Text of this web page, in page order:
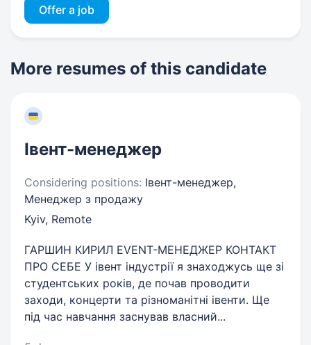
Offer a job
More resumes of this candidate
Івент-менеджер
Considering positions: Івент-менеджер,
Менеджер з продажу
Kyiv, Remote
ГАРШИН КИРИЛ EVENT-МЕНЕДЖЕР КОНТАКТ
ПРО СЕБЕ У івент індустрії я знаходжусь ще зі
студентських років, де почав проводити
заходи, концерти та різноманітні івенти. Ще
під час навчання заснував власний...